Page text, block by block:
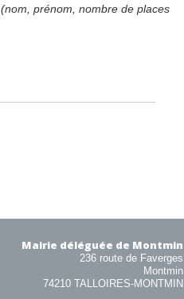
(nom, prénom, nombre de places
Mairie déléguée de Montmin
236 route de Faverges
Montmin
74210 TALLOIRES-MONTMIN